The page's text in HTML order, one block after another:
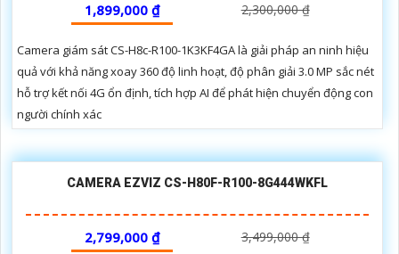
1,899,000 ₫ 2,300,000 ₫
Camera giám sát CS-H8c-R100-1K3KF4GA là giải pháp an ninh hiệu
quả với khả năng xoay 360 độ linh hoạt, độ phân giải 3.0 MP sắc nét
hỗ trợ kết nối 4G ổn định, tích hợp AI để phát hiện chuyển động con
người chính xác
CAMERA EZVIZ CS-H80F-R100-8G444WKFL
2,799,000 ₫ 3,499,000 ₫